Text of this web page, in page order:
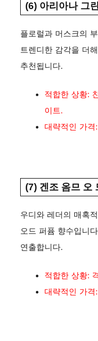
(6) 아리아나 그
플로럴과 머스크의
트렌디한 감각을 더
추천됩니다.
적합한 상황:
이트.
대략적인 가
(7) 겐조 옴므 오
우디와 레더의 매혹
오드 퍼퓸 향수입니
연출합니다.
적합한 상황:
대략적인 가